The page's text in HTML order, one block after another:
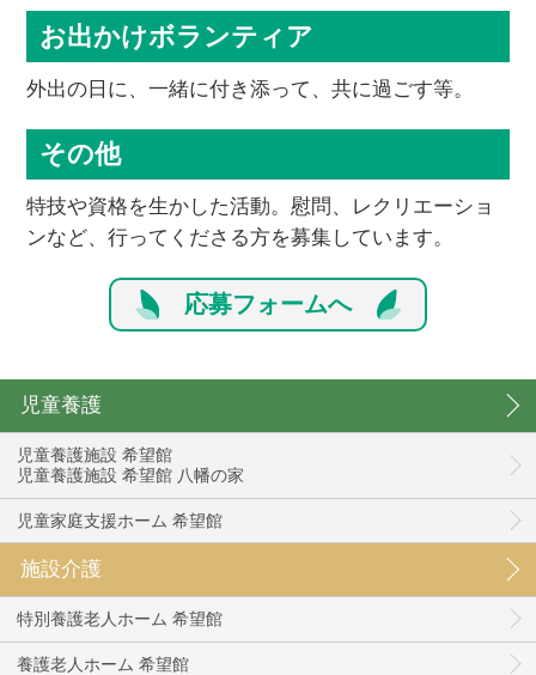
お出かけボランティア
外出の日に、一緒に付き添って、共に過ごす等。
その他
特技や資格を生かした活動。慰問、レクリエーショ
ンなど、行ってくださる方を募集しています。
応募フォームへ
児童養護
児童養護施設 希望館
児童養護施設 希望館 八幡の家
児童家庭支援ホーム 希望館
施設介護
特別養護老人ホーム 希望館
養護老人ホーム 希望館